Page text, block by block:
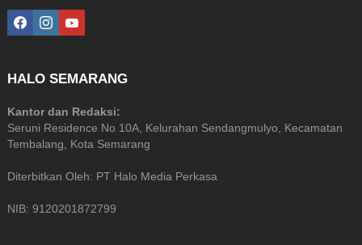
facebookinstagramyoutube
HALO SEMARANG
Kantor dan Redaksi:
Seruni Residence No 10A, Kelurahan Sendangmulyo, Kecamatan
Tembalang, Kota Semarang
Diterbitkan Oleh: PT Halo Media Perkasa
NIB: 9120201872799